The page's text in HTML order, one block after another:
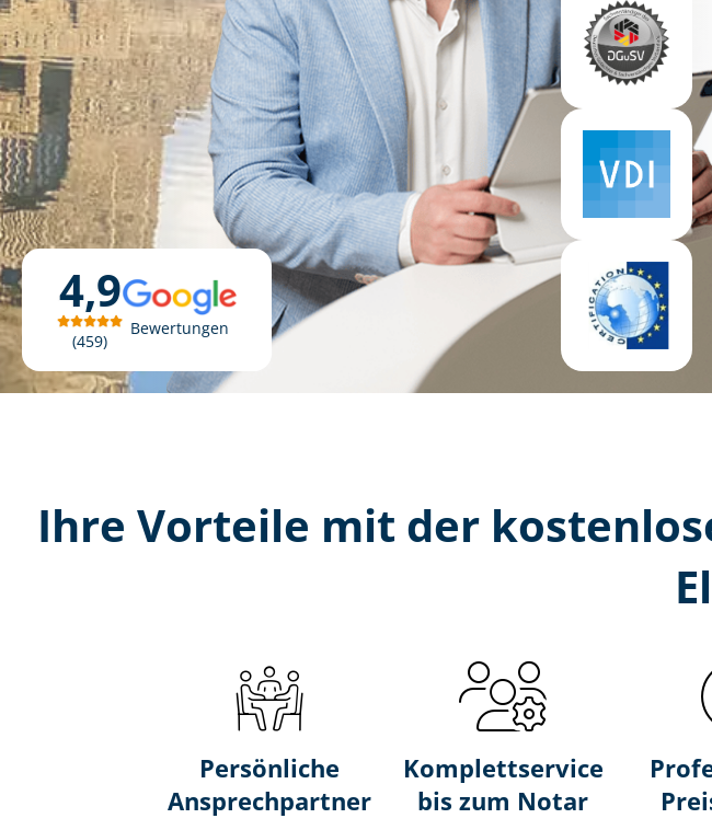
4,9
459
Bewertungen
Ihre Vorteile mit der
Persönliche
Ansprechpartner
Komplettservice
bis zum Notar